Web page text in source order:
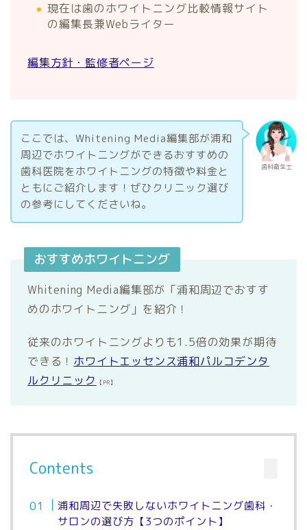
現在は歯のホワイトニング比較情報サイト
の編集長兼Webライター
編集方針・監修者ページ
歯科衛生士
ここでは、Whitening Media編集部が浦和
周辺でホワイトニングができるおすすめの
歯科医院をホワイトニングの特徴や料金と
ともにご紹介します！ぜひクリニック選び
の参考にしてくださいね。
おすすめホワイトニング
Whitening Media編集部が「浦和周辺でおすす
めのホワイトニング」を紹介！
従来のホワイトニングよりも1.5倍の効果が期待
できる！ ホワイトエッセンス浦和パルコデンタ
ルクリニック
【PR】
Contents
浦和周辺で失敗しないホワイトニング歯科・
サロンの選び方【3つのポイント】